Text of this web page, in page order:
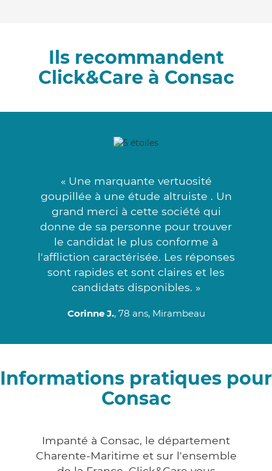
Ils recommandent
Click&Care à Consac
« Une marquante vertuosité
goupillée à une étude altruiste . Un
grand merci à cette société qui
donne de sa personne pour trouver
le candidat le plus conforme à
l'affliction caractérisée. Les réponses
sont rapides et sont claires et les
candidats disponibles. »
Corinne J., 78 ans, Mirambeau
Informations pratiques pour
Consac
Impanté à Consac, le département
Charente-Maritime et sur l'ensemble